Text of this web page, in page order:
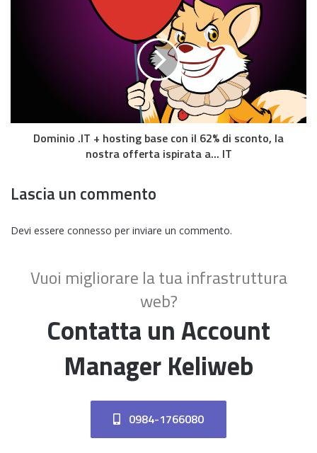
Dominio .IT + hosting base con il 62% di sconto, la
nostra offerta ispirata a... IT
Lascia un commento
Devi essere connesso per inviare un commento.
Vuoi migliorare la tua infrastruttura
web?
Contatta un Account
Manager Keliweb
0984-1766080